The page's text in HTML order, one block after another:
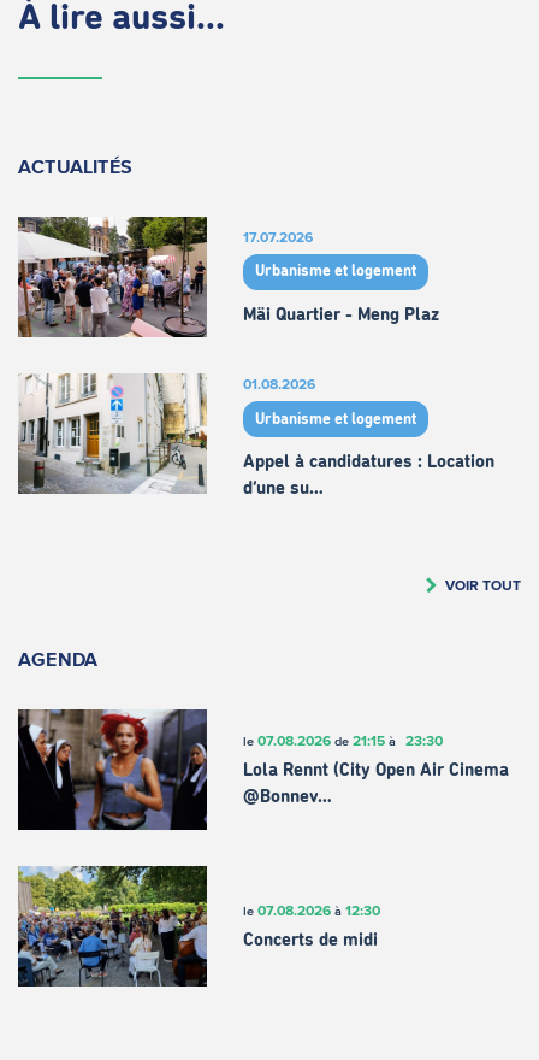
À lire aussi...
ACTUALITÉS
17.07.2026
Urbanisme et logement
Mäi Quartier - Meng Plaz
01.08.2026
Urbanisme et logement
Appel à candidatures : Location
d’une su…
VOIR TOUT
AGENDA
le 07.08.2026de 21:15à 23:30
Lola Rennt (City Open Air Cinema
@Bonnev…
le 07.08.2026à 12:30
Concerts de midi